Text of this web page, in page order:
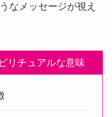
なメッセージが視え
リチュアルな意味